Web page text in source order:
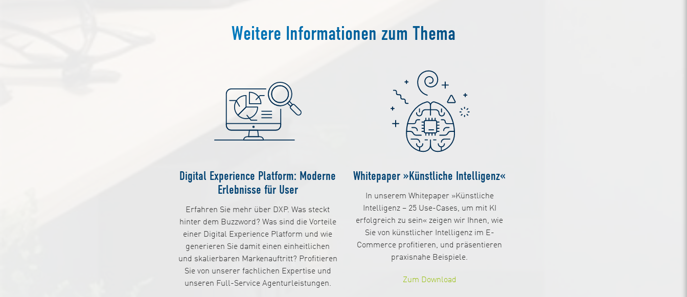
Weitere Informationen zum Thema
Digital Experience Platform: Moderne
Erlebnisse für User
Erfahren Sie mehr über DXP. Was steckt
hinter dem Buzzword? Was sind die Vorteile
einer Digital Experience Platform und wie
generieren Sie damit einen einheitlichen
und skalierbaren Markenauftritt? Profitieren
Sie von unserer fachlichen Expertise und
unseren Full-Service Agenturleistungen.
Whitepaper »Künstliche Intelligenz«
In unserem Whitepaper »Künstliche
Intelligenz – 25 Use-Cases, um mit KI
erfolgreich zu sein« zeigen wir Ihnen, wie
Sie von künstlicher Intelligenz im E-
Commerce profitieren, und präsentieren
praxisnahe Beispiele.
Zum Download